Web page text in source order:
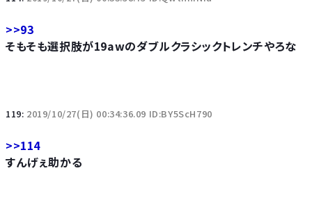
>>93
そもそも選択肢が19awのダブルクラシックトレンチやろな
119: 2019/10/27(日) 00:34:36.09 ID:BY5ScH790
>>114
すんげぇ助かる